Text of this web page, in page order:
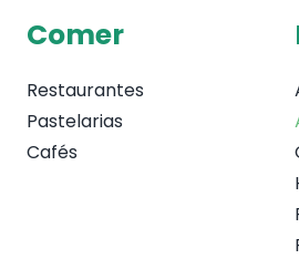
Comer
Restaurantes
Pastelarias
Cafés